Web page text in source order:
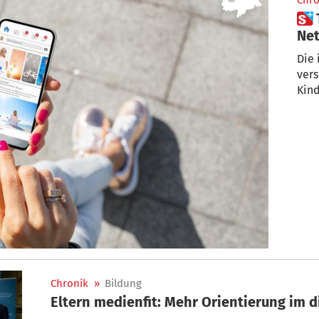
 Teilen von Kinderfotos im
Die
Chronik » Bildung
Eltern medienfit: Mehr Orientierung im